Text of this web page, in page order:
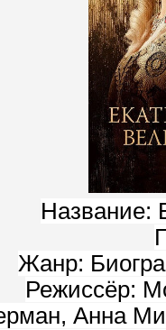
Название:
Жанр:
Режиссёр:
Анна